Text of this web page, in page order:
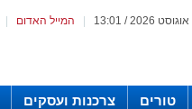
המייל האדום
טורים צרכנות ועסקים